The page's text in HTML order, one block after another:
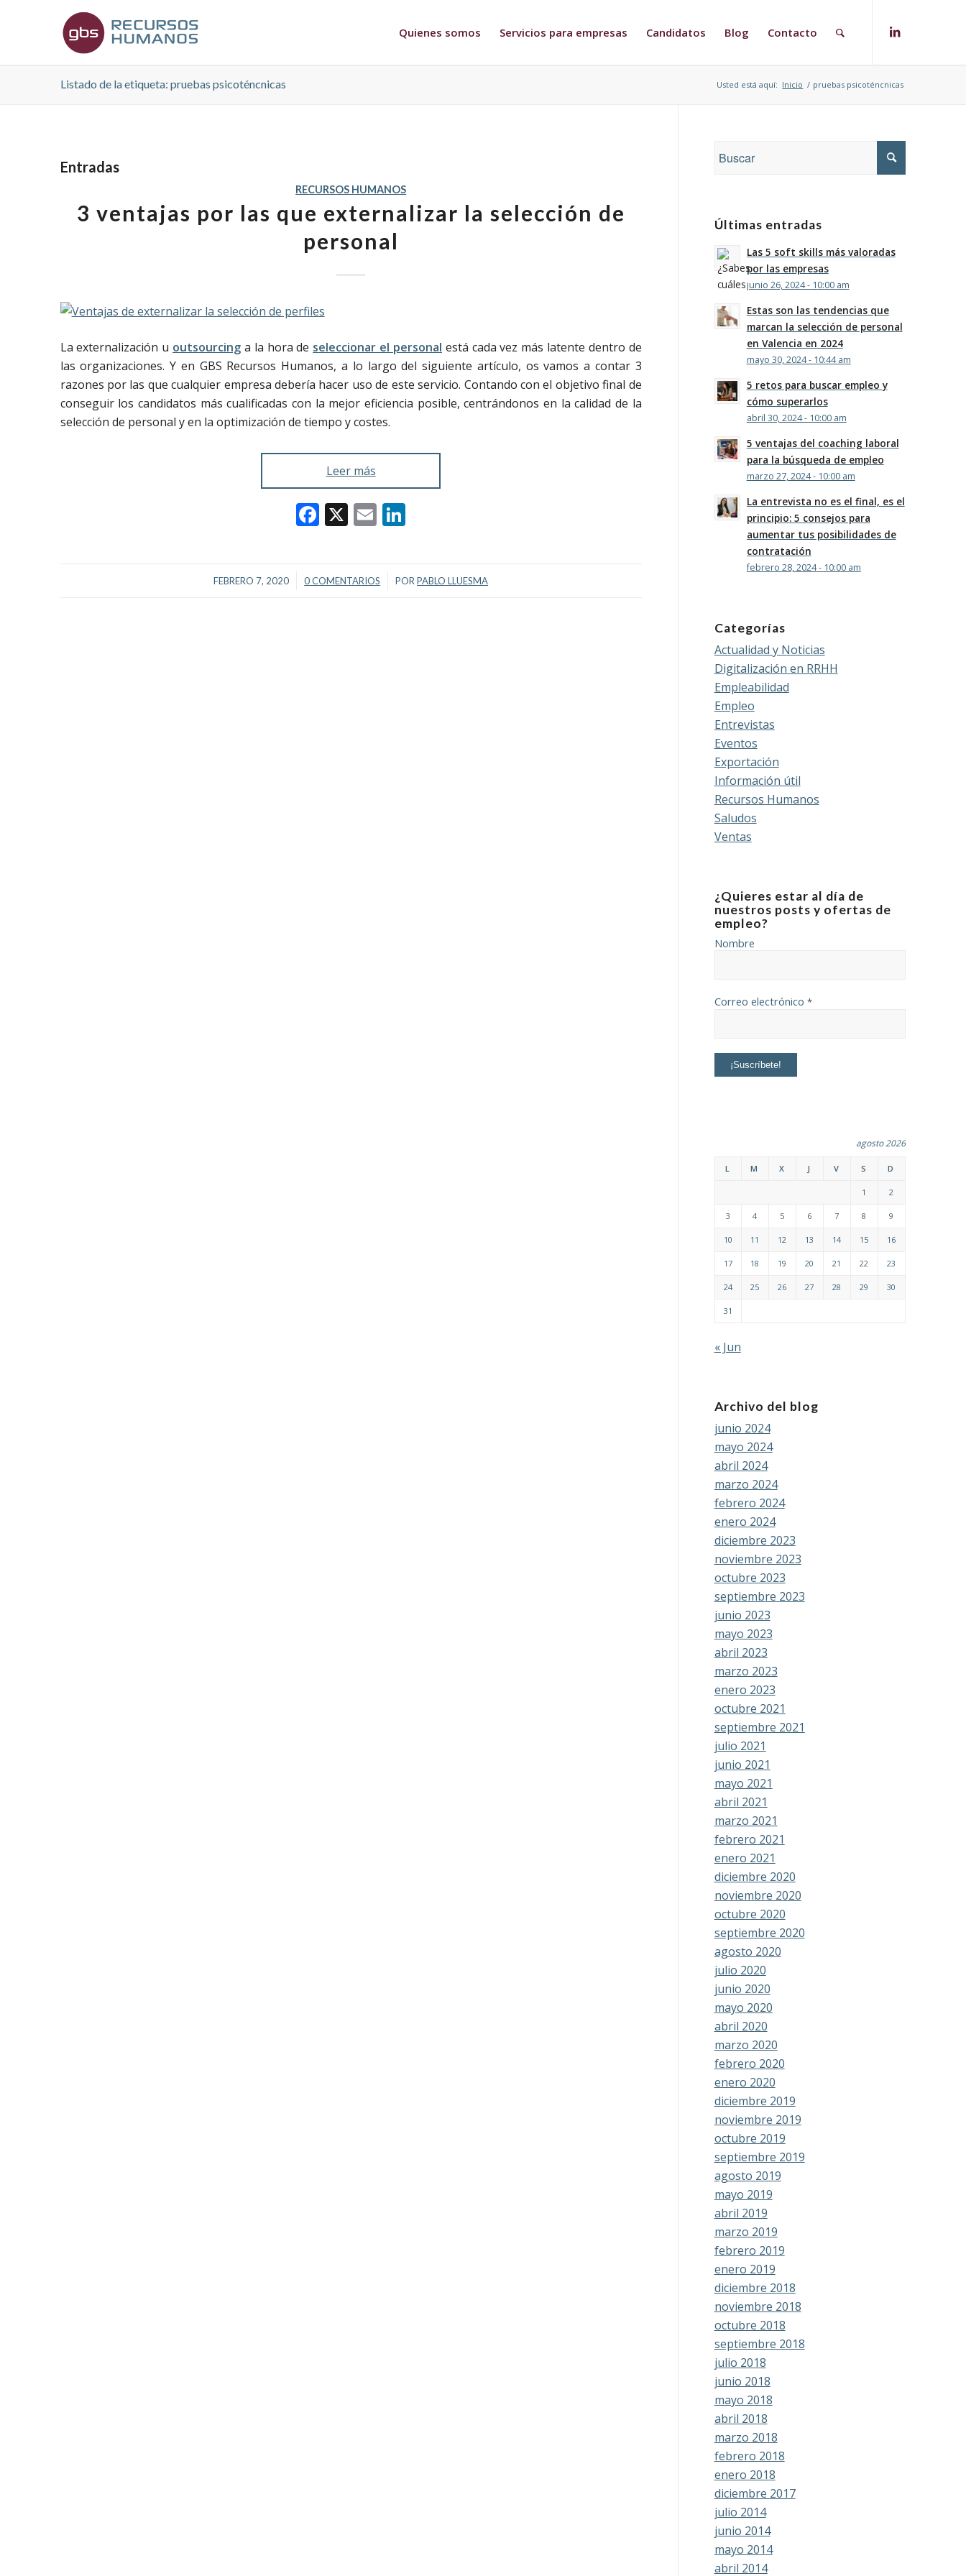
Quienes somos Servicios para empresas Candidatos Blog Contacto
Listado de la etiqueta: pruebas psicoténcnicas Usted está aquí: Inicio / pruebas psicoténcnicas
Entradas
RECURSOS HUMANOS
3 ventajas por las que externalizar la selección de
personal
La externalización u outsourcing a la hora de seleccionar el personal está cada vez más latente dentro de
las organizaciones. Y en GBS Recursos Humanos, a lo largo del siguiente artículo, os vamos a contar 3
razones por las que cualquier empresa debería hacer uso de este servicio. Contando con el objetivo final de
conseguir los candidatos más cualificadas con la mejor eficiencia posible, centrándonos en la calidad de la
selección de personal y en la optimización de tiempo y costes.
Leer más
Facebook
X Email
FEBRERO 7, 2020
/ 0 COMENTARIOS
/ PORPABLO LLUESMA
Últimas entradas
Las 5 soft skills más valoradas
por las empresas
junio 26, 2024 - 10:00 am
Estas son las tendencias que
marcan la selección de personal
en Valencia en 2024
mayo 30, 2024 - 10:44 am
5 retos para buscar empleo y
cómo superarlos
abril 30, 2024 - 10:00 am
5 ventajas del coaching laboral
para la búsqueda de empleo
marzo 27, 2024 - 10:00 am
La entrevista no es el final, es el
principio: 5 consejos para
aumentar tus posibilidades de
contratación
febrero 28, 2024 - 10:00 am
Categorías
Actualidad y Noticias
Digitalización en RRHH
Empleabilidad
Empleo
Entrevistas
Eventos
Exportación
Información útil
Recursos Humanos
Saludos
Ventas
¿Quieres estar al día de
nuestros posts y ofertas de
empleo?
Nombre
Correo electrónico *
agosto 2026
L M X J V S D
1 2
3 4 5 6 7 8 9
10 11 12 13 14 15 16
17 18 19 20 21 22 23
24 25 26 27 28 29 30
31
« Jun
Archivo del blog
junio 2024
mayo 2024
abril 2024
marzo 2024
febrero 2024
enero 2024
diciembre 2023
noviembre 2023
octubre 2023
septiembre 2023
junio 2023
mayo 2023
abril 2023
marzo 2023
enero 2023
octubre 2021
septiembre 2021
julio 2021
junio 2021
mayo 2021
abril 2021
marzo 2021
febrero 2021
enero 2021
diciembre 2020
noviembre 2020
octubre 2020
septiembre 2020
agosto 2020
julio 2020
junio 2020
mayo 2020
abril 2020
marzo 2020
febrero 2020
enero 2020
diciembre 2019
noviembre 2019
octubre 2019
septiembre 2019
agosto 2019
mayo 2019
abril 2019
marzo 2019
febrero 2019
enero 2019
diciembre 2018
noviembre 2018
octubre 2018
septiembre 2018
julio 2018
junio 2018
mayo 2018
abril 2018
marzo 2018
febrero 2018
enero 2018
diciembre 2017
julio 2014
junio 2014
mayo 2014
abril 2014